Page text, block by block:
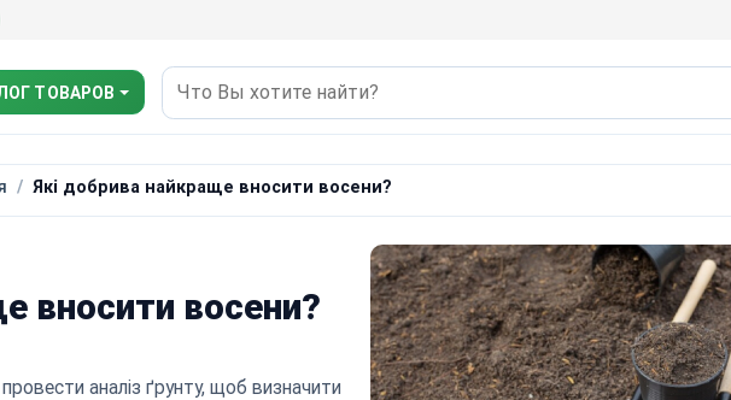
ТОВАРОВ
Які добрива найкраще вносити восени?
вносити восени?
аналіз ґрунту, щоб визначити